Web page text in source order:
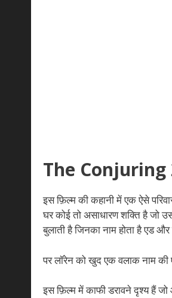
The Conjuring
इस फ़िल्म की कहानी में एक ऐसे
घर कोई तो असाधारण शक्ति है जो
बुलाती है जिनका नाम होता है एड
पर लॉरेन को खुद एक वलाक नाम
इस फ़िल्म में काफी डरावने दृश्य हैं